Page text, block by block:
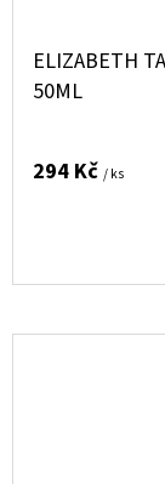
ELIZABETH
50ML
294 Kč / ks